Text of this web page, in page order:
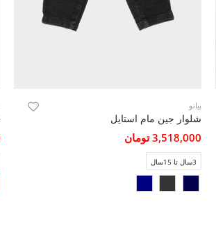
پیانو
شلوار جین مام استایل
3,518,000 تومان
3سال تا 15سال